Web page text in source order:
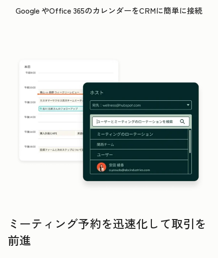
Google やOffice 365のカレンダーをCRMに簡単に接続
ミーティング予約を迅速化して取引を
前進